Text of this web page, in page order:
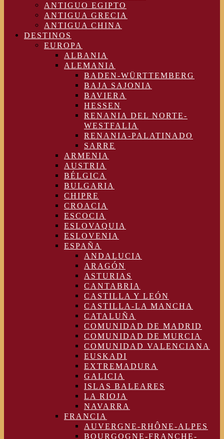
ANTIGUO EGIPTO
ANTIGUA GRECIA
ANTIGUA CHINA
DESTINOS
EUROPA
ALBANIA
ALEMANIA
BADEN-WÜRTTEMBERG
BAJA SAJONIA
BAVIERA
HESSEN
RENANIA DEL NORTE-
WESTFALIA
RENANIA-PALATINADO
SARRE
ARMENIA
AUSTRIA
BÉLGICA
BULGARIA
CHIPRE
CROACIA
ESCOCIA
ESLOVAQUIA
ESLOVENIA
ESPAÑA
ANDALUCIA
ARAGÓN
ASTURIAS
CANTABRIA
CASTILLA Y LEÓN
CASTILLA-LA MANCHA
CATALUÑA
COMUNIDAD DE MADRID
COMUNIDAD DE MURCIA
COMUNIDAD VALENCIANA
EUSKADI
EXTREMADURA
GALICIA
ISLAS BALEARES
LA RIOJA
NAVARRA
FRANCIA
AUVERGNE-RHÔNE-ALPES
BOURGOGNE-FRANCHE-